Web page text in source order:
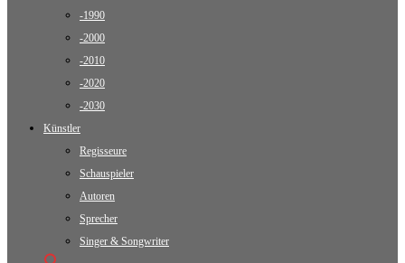
-1990
-2000
-2010
-2020
-2030
Künstler
Regisseure
Schauspieler
Autoren
Sprecher
Singer & Songwriter